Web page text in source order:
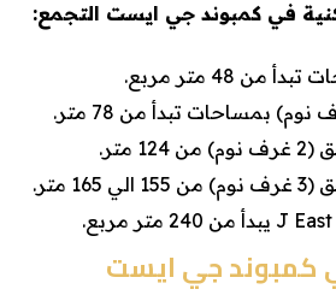
في كمبوند جي ايست التجمع:
48 متر مربع.
متر.
متر.
كمبوند جي ايست